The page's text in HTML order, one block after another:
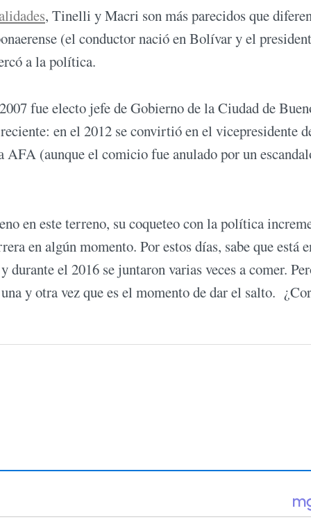
, Tinelli y Macri son más parecidos que
(el conductor nació en Bolívar y el
a la política.
fue electo jefe de Gobierno de la Ciudad de
en el 2012 se convirtió en el vicepresidente
(aunque el comicio fue anulado por un
en este terreno, su coqueteo con la política
en algún momento. Por estos días, sabe que está
el 2016 se juntaron varias veces a comer.
y otra vez que es el momento de dar el salto.